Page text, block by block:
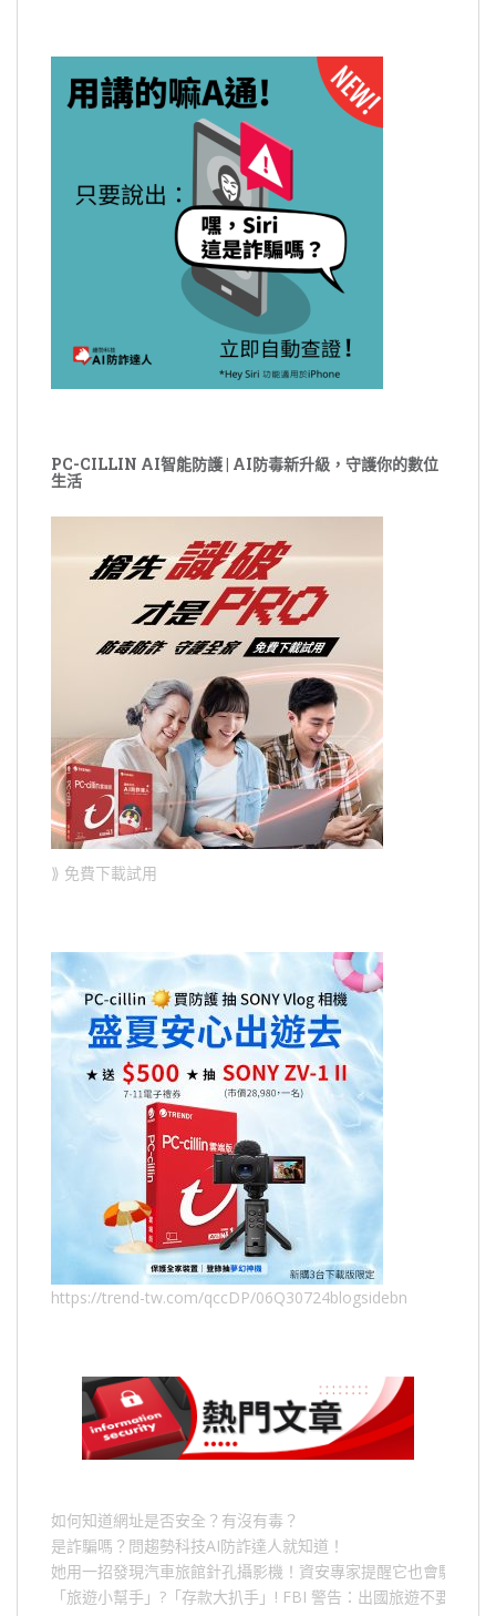
PC-CILLIN AI智能防護 | AI防毒新升級，守護你的數位
生活
⟫ 免費下載試用
https://trend-tw.com/qccDP/06Q30724blogsidebn
如何知道網址是否安全？有沒有毒？
是詐騙嗎？問趨勢科技AI防詐達人就知道！
她用一招發現汽車旅館針孔攝影機！資安專家提醒它也會駭人成
「旅遊小幫手」 ? 「存款大扒手」 ! FBI 警告：出國旅遊不要做的